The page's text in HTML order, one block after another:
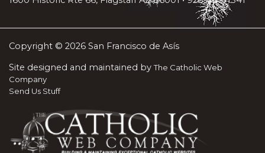
Copyright © 2026 San Francisco de Asís
Site designed and maintained byThe Catholic Web
Company
Send Us Stuff